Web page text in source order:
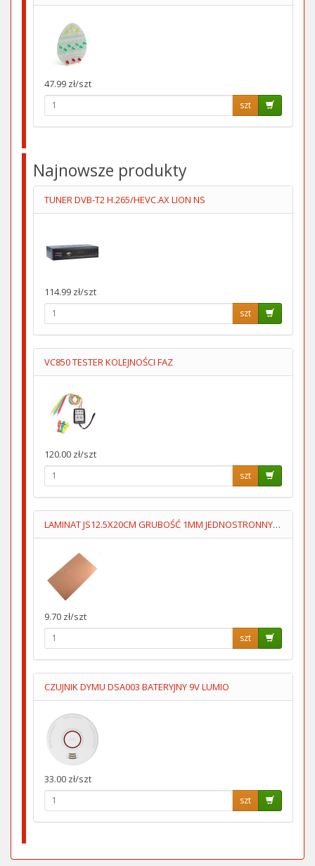
47.99 zł/szt
szt
Najnowsze produkty
TUNER DVB-T2 H.265/HEVC.AX LION NS
114.99 zł/szt
szt
VC850 TESTER KOLEJNOŚCI FAZ
120.00 zł/szt
szt
LAMINAT JS12.5X20CM GRUBOŚĆ 1MM JEDNOSTRONNY 70um
9.70 zł/szt
szt
CZUJNIK DYMU DSA003 BATERYJNY 9V LUMIO
33.00 zł/szt
szt